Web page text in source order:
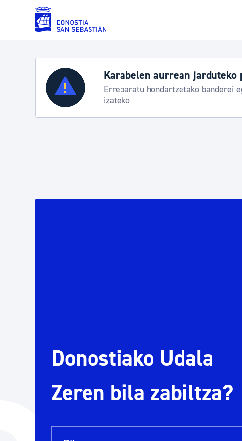
Eduki nagusira joan
Zerbitzuak
Errolda eta gai pertsonalak
Aste Nagusia 2026: egitaraua
Abuztuak 8-15
Donostiako Udala
Zeren bila zabiltza?
Bilaketa barra